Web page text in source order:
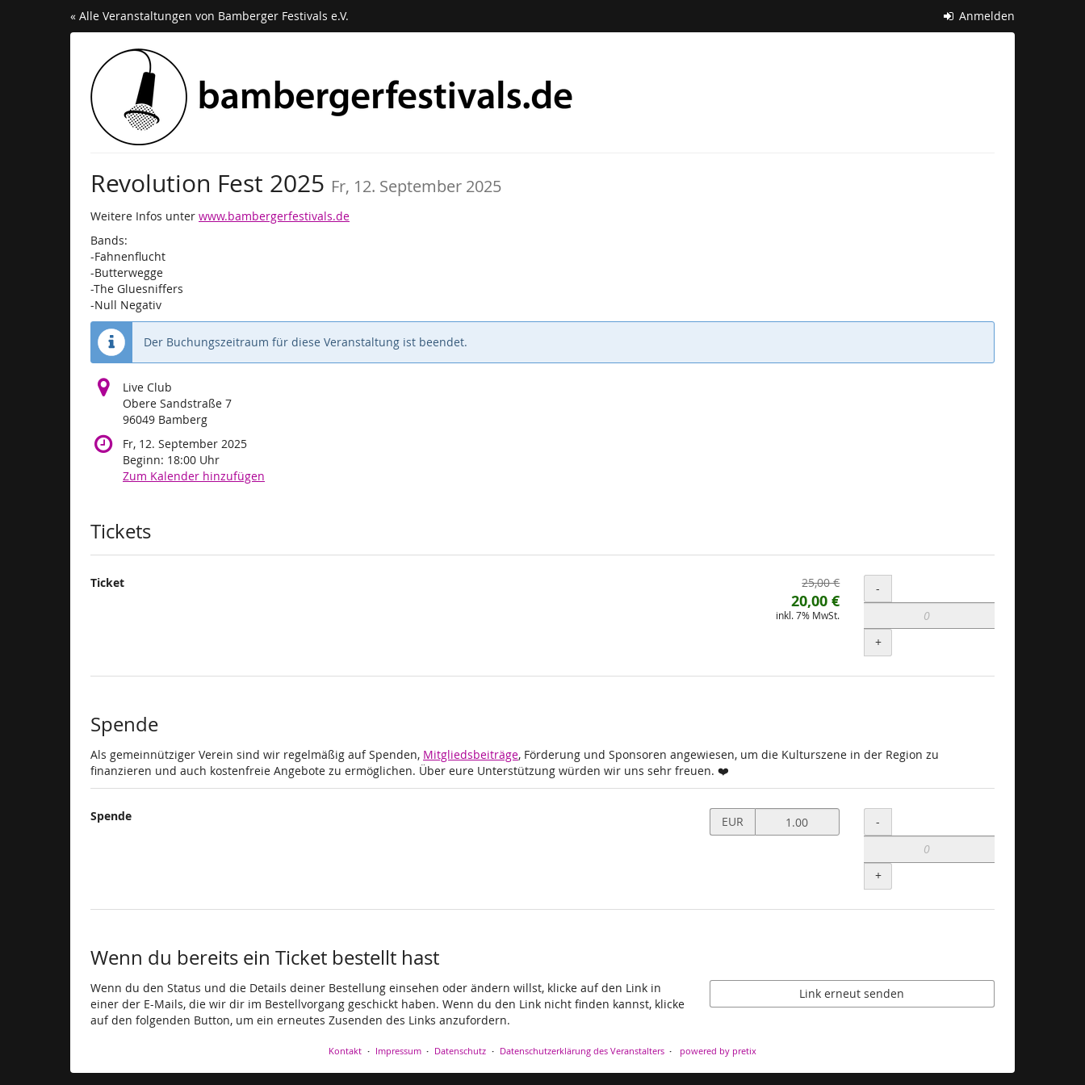
Anmelden
« Alle Veranstaltungen von Bamberger Festivals e.V.
Revolution Fest 2025 Fr, 12. September 2025
Weitere Infos unter www.bambergerfestivals.de
Bands:
-Fahnenflucht
-Butterwegge
-The Gluesniffers
-Null Negativ
Der Buchungszeitraum für diese Veranstaltung ist beendet.
Live Club
Obere Sandstraße 7
96049 Bamberg
Fr, 12. September 2025
Beginn: 18:00 Uhr
Zum Kalender hinzufügen
Produkte
Tickets
Ticket
Ursprünglicher
Preis:
25,00 €
Neuer
Preis:
20,00 €
inkl. 7% MwSt.
Menge
-
+
Spende
Als gemeinnütziger Verein sind wir regelmäßig auf Spenden, Mitgliedsbeiträge, Förderung und Sponsoren angewiesen, um die Kulturszene in der Region zu
finanzieren und auch kostenfreie Angebote zu ermöglichen. Über eure Unterstützung würden wir uns sehr freuen. ❤️
Spende
in
Spende
EUR Menge
-
+
Wenn du bereits ein Ticket bestellt hast
Wenn du den Status und die Details deiner Bestellung einsehen oder ändern willst, klicke auf den Link in
einer der E-Mails, die wir dir im Bestellvorgang geschickt haben. Wenn du den Link nicht finden kannst, klicke
auf den folgenden Button, um ein erneutes Zusenden des Links anzufordern.
Link erneut senden
Kontakt Impressum Datenschutz Datenschutzerklärung des Veranstalters powered by pretix